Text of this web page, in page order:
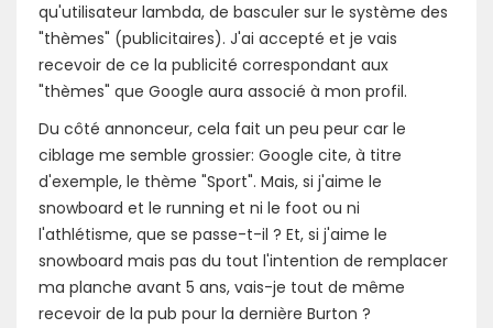
qu'utilisateur lambda, de basculer sur le système des
"thèmes" (publicitaires). J'ai accepté et je vais
recevoir de ce la publicité correspondant aux
"thèmes" que Google aura associé à mon profil.
Du côté annonceur, cela fait un peu peur car le
ciblage me semble grossier: Google cite, à titre
d'exemple, le thème "Sport". Mais, si j'aime le
snowboard et le running et ni le foot ou ni
l'athlétisme, que se passe-t-il ? Et, si j'aime le
snowboard mais pas du tout l'intention de remplacer
ma planche avant 5 ans, vais-je tout de même
recevoir de la pub pour la dernière Burton ?